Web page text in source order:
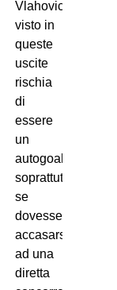
Vlahovic
visto in
queste
uscite
rischia
di
essere
un
autogoal:
soprattutto
se
dovesse
accasarsi
ad una
diretta